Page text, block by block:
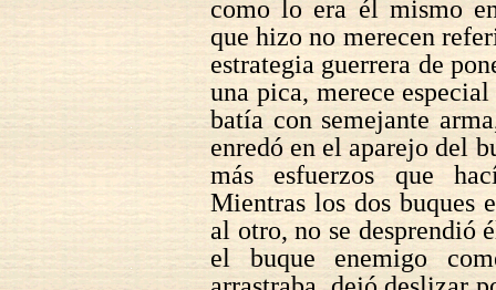
como lo era él mismo
que hizo no merecen
estrategia guerrera de
una pica, merece
batía con semejante
enredó en el aparejo del
más esfuerzos que
Mientras los dos buques
al otro, no se desprendió
el buque enemigo